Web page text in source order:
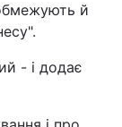
й
- і додає